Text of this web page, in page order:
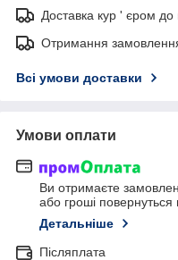
Доставка кур ' єром до
Отримання
Всі умови доставки
Умови оплати
Ви отримаєте
або гроші повернуться
Детальніше
Післяплата